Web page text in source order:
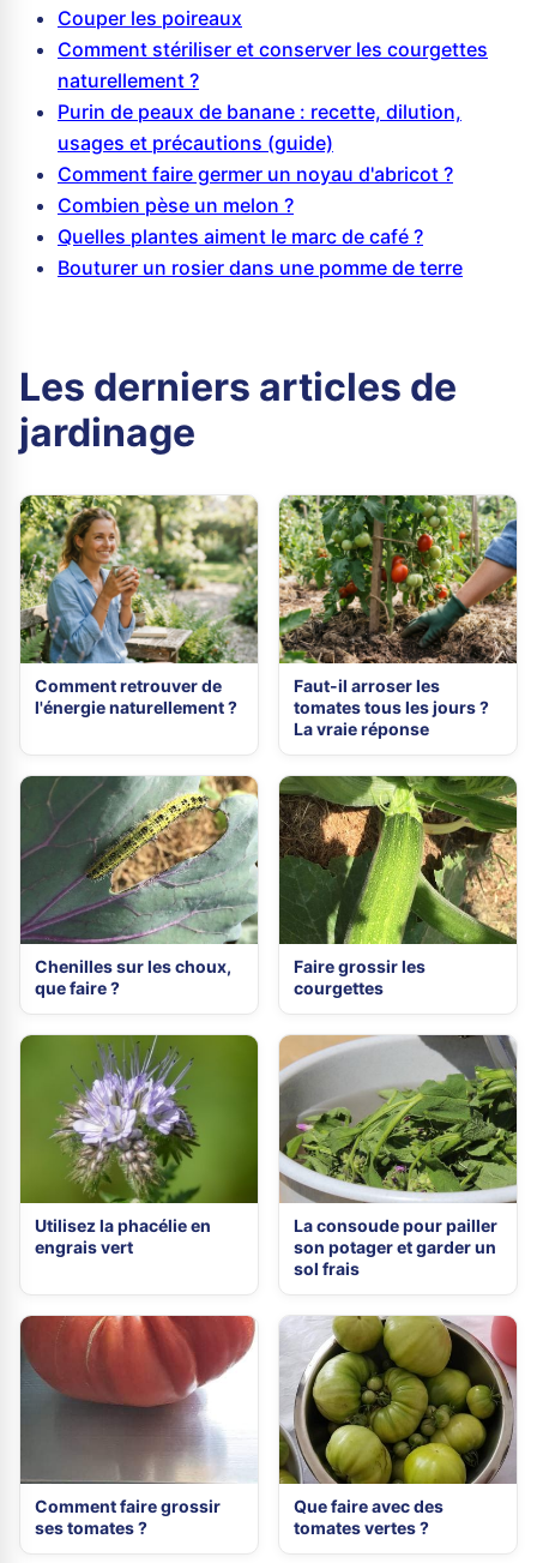
Couper les poireaux
Comment stériliser et conserver les courgettes
naturellement ?
Purin de peaux de banane : recette, dilution,
usages et précautions (guide)
Comment faire germer un noyau d'abricot ?
Combien pèse un melon ?
Quelles plantes aiment le marc de café ?
Bouturer un rosier dans une pomme de terre
Les derniers articles de
jardinage
Comment retrouver de
l'énergie naturellement ?
Faut-il arroser les
tomates tous les jours ?
La vraie réponse
Chenilles sur les choux,
que faire ?
Faire grossir les
courgettes
Utilisez la phacélie en
engrais vert
La consoude pour pailler
son potager et garder un
sol frais
Comment faire grossir
ses tomates ?
Que faire avec des
tomates vertes ?